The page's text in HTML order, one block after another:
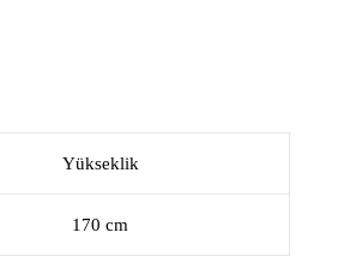
Yükseklik
170 cm